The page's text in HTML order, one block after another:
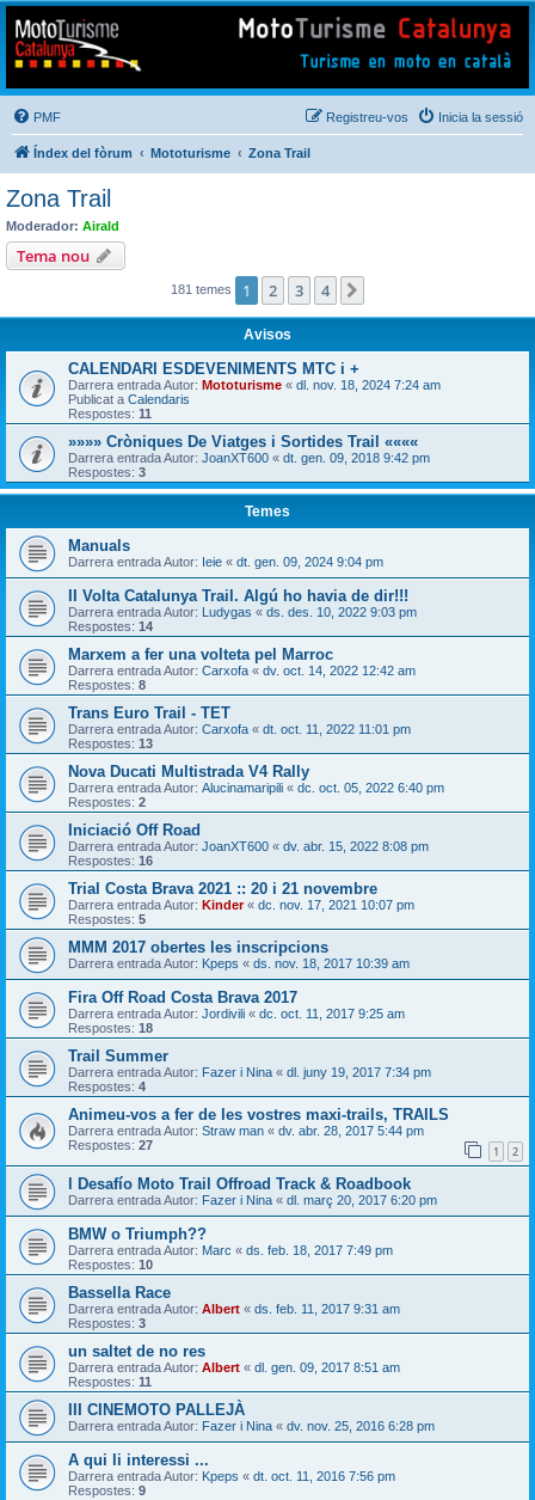
Mototurisme
Turisme en moto en català
PMF Inicia la sessió
Registreu-vos
Índex del fòrum Mototurisme Zona Trail
Zona Trail
Moderador: Airald
Tema nou
181 temes 1 2 3 4
Avisos
CALENDARI ESDEVENIMENTS MTC i +
Darrera entrada Autor: Mototurisme « dl. nov. 18, 2024 7:24 am
Publicat a Calendaris
Respostes: 11
»»»» Cròniques De Viatges i Sortides Trail ««««
Darrera entrada Autor: JoanXT600 « dt. gen. 09, 2018 9:42 pm
Respostes: 3
Temes
Manuals
Darrera entrada Autor: Ieie « dt. gen. 09, 2024 9:04 pm
II Volta Catalunya Trail. Algú ho havia de dir!!!
Darrera entrada Autor: Ludygas « ds. des. 10, 2022 9:03 pm
Respostes: 14
Marxem a fer una volteta pel Marroc
Darrera entrada Autor: Carxofa « dv. oct. 14, 2022 12:42 am
Respostes: 8
Trans Euro Trail - TET
Darrera entrada Autor: Carxofa « dt. oct. 11, 2022 11:01 pm
Respostes: 13
Nova Ducati Multistrada V4 Rally
Darrera entrada Autor: Alucinamaripili « dc. oct. 05, 2022 6:40 pm
Respostes: 2
Iniciació Off Road
Darrera entrada Autor: JoanXT600 « dv. abr. 15, 2022 8:08 pm
Respostes: 16
Trial Costa Brava 2021 :: 20 i 21 novembre
Darrera entrada Autor: Kinder« dc. nov. 17, 2021 10:07 pm
Respostes: 5
MMM 2017 obertes les inscripcions
Darrera entrada Autor: Kpeps « ds. nov. 18, 2017 10:39 am
Fira Off Road Costa Brava 2017
Darrera entrada Autor: Jordivili « dc. oct. 11, 2017 9:25 am
Respostes: 18
Trail Summer
Darrera entrada Autor: Fazer i Nina « dl. juny 19, 2017 7:34 pm
Respostes: 4
Animeu-vos a fer de les vostres maxi-trails, TRAILS
Darrera entrada Autor: Straw man « dv. abr. 28, 2017 5:44 pm
Respostes: 27 1 2
l Desafío Moto Trail Offroad Track & Roadbook
Darrera entrada Autor: Fazer i Nina « dl. març 20, 2017 6:20 pm
BMW o Triumph??
Darrera entrada Autor: Marc « ds. feb. 18, 2017 7:49 pm
Respostes: 10
Bassella Race
Darrera entrada Autor: Albert « ds. feb. 11, 2017 9:31 am
Respostes: 3
un saltet de no res
Darrera entrada Autor: Albert « dl. gen. 09, 2017 8:51 am
Respostes: 11
III CINEMOTO PALLEJÀ
Darrera entrada Autor: Fazer i Nina « dv. nov. 25, 2016 6:28 pm
A qui li interessi ...
Darrera entrada Autor: Kpeps « dt. oct. 11, 2016 7:56 pm
Respostes: 9